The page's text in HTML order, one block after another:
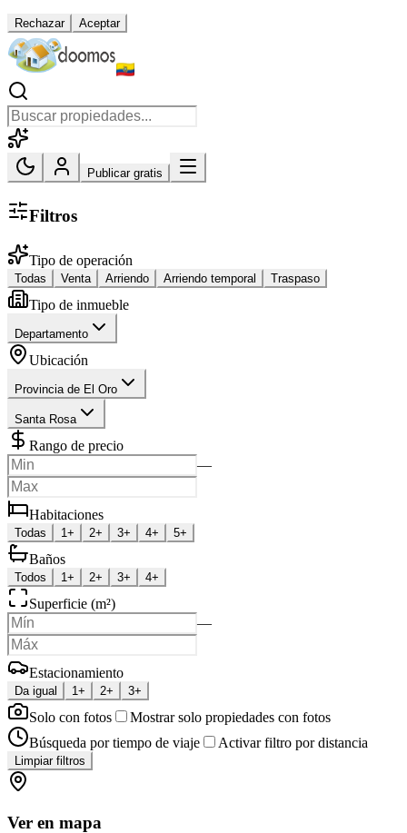
Rechazar Aceptar
Publicar gratis
Filtros
Tipo de operación
Todas Venta Arriendo Arriendo temporal Traspaso
Tipo de inmueble
Departamento
Ubicación
Provincia de El Oro
Santa Rosa
Rango de precio
—
Habitaciones
Todas 1+ 2+ 3+ 4+ 5+
Baños
Todos 1+ 2+ 3+ 4+
Superficie (m²)
—
Estacionamiento
Da igual 1+ 2+ 3+
Solo con fotos
Mostrar solo propiedades con fotos
Búsqueda por tiempo de viaje
Activar filtro por distancia
Limpiar filtros
Ver en mapa